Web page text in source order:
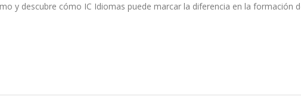
y descubre cómo IC Idiomas puede marcar la diferencia en la formación